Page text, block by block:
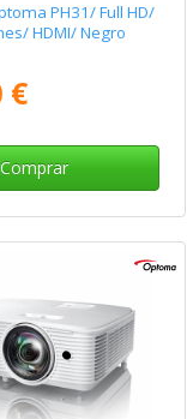
PH31/ Full HD/
HDMI/ Negro
€
Comprar